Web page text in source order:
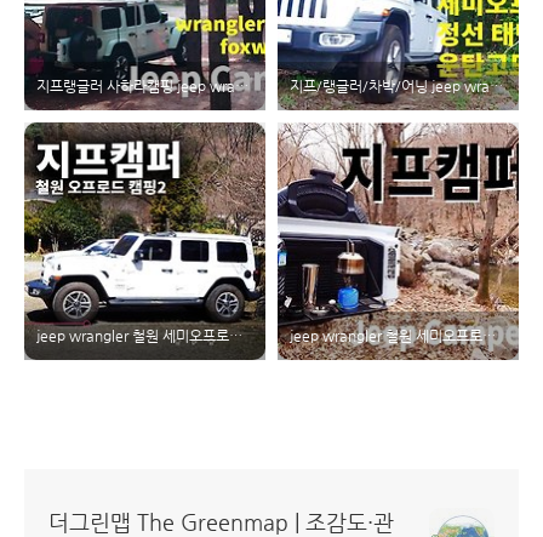
지프랭글러 사하라캠핑 jeep wrangler camping 속리산 깊은 숲속, 마음에 드는데? - 지프캠퍼 jeep camper 지프/랭글러/차박/어닝 jeep wrangler/오버랜드캠핑/ 세미오프로드/정선/운탄고도 - 지프캠퍼 jeep camper
jeep wrangler 철원 세미오프로드 지프랭글러 차박 담터계곡 지프캠핑 백마고지 노동당사 대마리 #2 jeep wrangler 철원 세미오프로드 지프랭글러 차박 담터계곡 지프캠핑 #1
더그린맵 The Greenmap | 조감도·관